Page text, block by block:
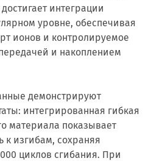
интеграции
уровне, обеспечивая
ионов и контролируемое
и накоплением
демонстрируют
интегрированная гибкая
материала показывает
к изгибам, сохраняя
циклов сгибания. При